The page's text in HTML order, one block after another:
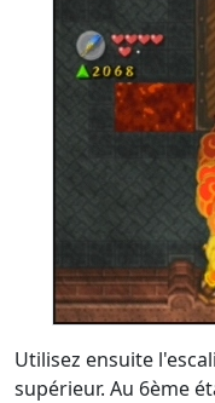
Utilisez ensuite
supérieur. Au 6ème